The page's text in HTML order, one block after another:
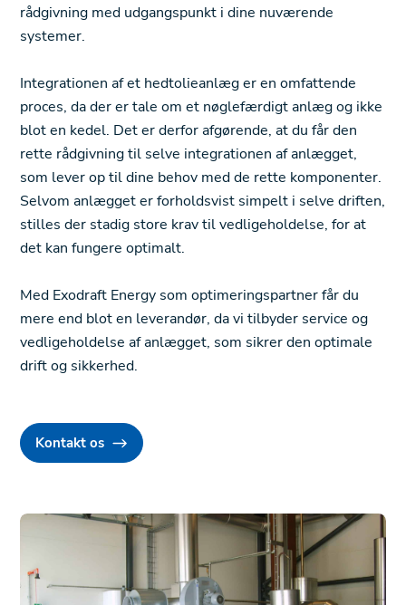
rådgivning med udgangspunkt i dine nuværende
systemer.
Integrationen af et hedtolieanlæg er en omfattende
proces, da der er tale om et nøglefærdigt anlæg og ikke
blot en kedel. Det er derfor afgørende, at du får den
rette rådgivning til selve integrationen af anlægget,
som lever op til dine behov med de rette komponenter.
Selvom anlægget er forholdsvist simpelt i selve driften,
stilles der stadig store krav til vedligeholdelse, for at
det kan fungere optimalt.
Med Exodraft Energy som optimeringspartner får du
mere end blot en leverandør, da vi tilbyder service og
vedligeholdelse af anlægget, som sikrer den optimale
drift og sikkerhed.
Kontakt os